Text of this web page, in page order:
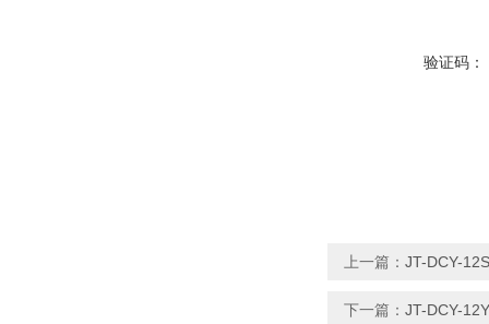
验证码：
上一篇： JT-DCY-
下一篇： JT-DCY-